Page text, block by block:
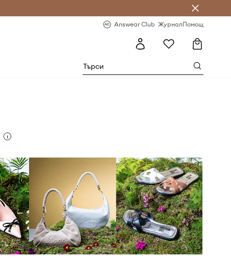
Answear Club ЖурналПомощ